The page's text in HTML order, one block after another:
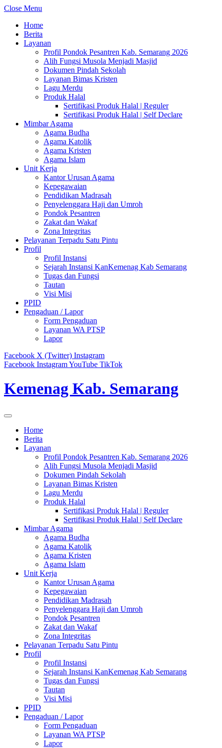
Close Menu
Home
Berita
Layanan
Profil Pondok Pesantren Kab. Semarang 2026
Alih Fungsi Musola Menjadi Masjid
Dokumen Pindah Sekolah
Layanan Bimas Kristen
Lagu Merdu
Produk Halal
Sertifikasi Produk Halal | Reguler
Sertifikasi Produk Halal | Self Declare
Mimbar Agama
Agama Budha
Agama Katolik
Agama Kristen
Agama Islam
Unit Kerja
Kantor Urusan Agama
Kepegawaian
Pendidikan Madrasah
Penyelenggara Haji dan Umroh
Pondok Pesantren
Zakat dan Wakaf
Zona Integritas
Pelayanan Terpadu Satu Pintu
Profil
Profil Instansi
Sejarah Instansi KanKemenag Kab Semarang
Tugas dan Fungsi
Tautan
Visi Misi
PPID
Pengaduan / Lapor
Form Pengaduan
Layanan WA PTSP
Lapor
Facebook X (Twitter) Instagram
Facebook InstagramYouTube TikTok
Kemenag Kab. Semarang
Home
Berita
Layanan
Profil Pondok Pesantren Kab. Semarang 2026
Alih Fungsi Musola Menjadi Masjid
Dokumen Pindah Sekolah
Layanan Bimas Kristen
Lagu Merdu
Produk Halal
Sertifikasi Produk Halal | Reguler
Sertifikasi Produk Halal | Self Declare
Mimbar Agama
Agama Budha
Agama Katolik
Agama Kristen
Agama Islam
Unit Kerja
Kantor Urusan Agama
Kepegawaian
Pendidikan Madrasah
Penyelenggara Haji dan Umroh
Pondok Pesantren
Zakat dan Wakaf
Zona Integritas
Pelayanan Terpadu Satu Pintu
Profil
Profil Instansi
Sejarah Instansi KanKemenag Kab Semarang
Tugas dan Fungsi
Tautan
Visi Misi
PPID
Pengaduan / Lapor
Form Pengaduan
Layanan WA PTSP
Lapor